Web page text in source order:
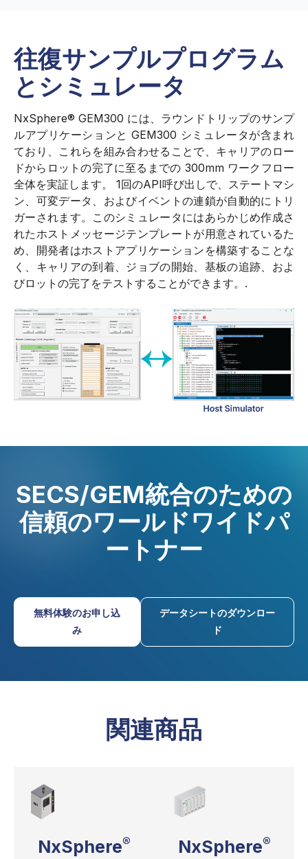
往復サンプルプログラム
とシミュレータ
NxSphere® GEM300 には、ラウンドトリップのサンプ
ルアプリケーションと GEM300 シミュレータが含まれ
ており、これらを組み合わせることで、キャリアのロー
ドからロットの完了に至るまでの 300mm ワークフロー
全体を実証します。 1回のAPI呼び出しで、ステートマシ
ン、可変データ、およびイベントの連鎖が自動的にトリ
ガーされます。このシミュレータにはあらかじめ作成さ
れたホストメッセージテンプレートが用意されているた
め、開発者はホストアプリケーションを構築することな
く、キャリアの到着、ジョブの開始、基板の追跡、およ
びロットの完了をテストすることができます。.
SECS/GEM統合のための
信頼のワールドワイドパ
ートナー
無料体験のお申し込
み
データシートのダウンロー
ド
関連商品
NxSphere® NxSphere®